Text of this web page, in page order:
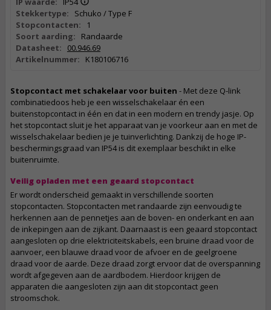
Stekkertype:
Schuko / Type F
Stopcontacten:
1
Soort aarding:
Randaarde
Datasheet:
00.946.69
Artikelnummer:
K180106716
Stopcontact met schakelaar voor buiten - Met deze Q-link
combinatiedoos heb je een wisselschakelaar én een
buitenstopcontact in één en dat in een modern en trendy jasje. Op
het stopcontact sluit je het apparaat van je voorkeur aan en met de
wisselschakelaar bedien je je tuinverlichting. Dankzij de hoge IP-
beschermingsgraad van IP54 is dit exemplaar beschikt in elke
buitenruimte.
Veilig opladen met een geaard stopcontact
Er wordt onderscheid gemaakt in verschillende soorten
stopcontacten. Stopcontacten met randaarde zijn eenvoudig te
herkennen aan de pennetjes aan de boven- en onderkant en aan
de inkepingen aan de zijkant. Daarnaast is een geaard stopcontact
aangesloten op drie elektriciteitskabels, een bruine draad voor de
aanvoer, een blauwe draad voor de afvoer en de geelgroene
draad voor de aarde. Deze draad zorgt ervoor dat de overspanning
wordt afgegeven aan de aardbodem. Hierdoor krijgen de
apparaten die aangesloten zijn aan dit stopcontact geen
stroomschok.